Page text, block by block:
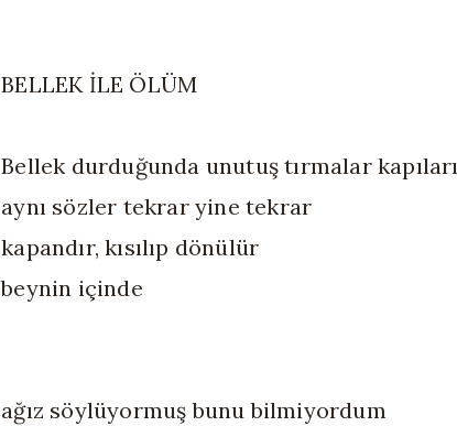
BELLEK İLE ÖLÜM
Bellek durduğunda unutuş tırmalar kapıları
aynı sözler tekrar yine tekrar
kapandır, kısılıp dönülür
beynin içinde
ağız söylüyormuş bunu bilmiyordum